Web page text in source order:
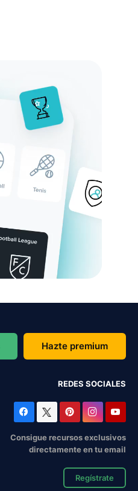
Hazte premium
REDES SOCIALES
Consigue recursos exclusivos
directamente en tu email
Regístrate